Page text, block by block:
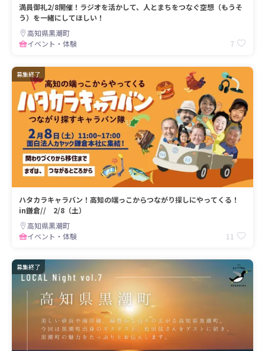
満員御礼2/8開催！ラジオを活かして、人とまちをつなぐ空想（もうそ
う）を一緒にしてほしい！
高知県黒潮町
イベント・体験
7
募集終了
ハタカラキャラバン！高知の端っこからつながり探しにやってくる！
in鎌倉// 2/8（土）
高知県黒潮町
イベント・体験
11
募集終了